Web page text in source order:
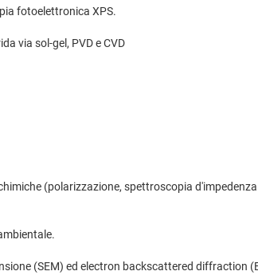
fotoelettronica XPS.
via sol-gel, PVD e CVD
(polarizzazione, spettroscopia d'impedenza
(SEM) ed electron backscattered diffraction